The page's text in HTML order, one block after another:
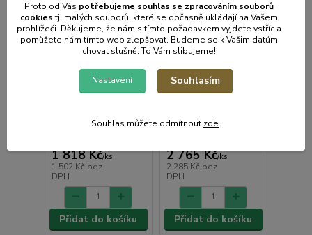
záhon STEFANPLAST
ITALIA 43 bílá, s
mřížkou
1 818 Kč/ks
1 502 Kč bez
DPH
Skladem e-shop, méně
Přidat do košíku
záhon STEFANPLAST
ITALIA 100 šedá, s
mřížkou
2 765 Kč/ks
2 285 Kč bez
DPH
odešleme do 2-3
Přidat do košíku
Proto od Vás potřebujeme souhlas se zpracováním souborů
cookiestj. malých souborů, které se dočasně ukládají na Vašem
prohlížeči. Děkujeme, že nám s tímto požadavkem vyjdete vstříc a
pomůžete nám tímto web zlepšovat. Budeme se k Vašim datům
chovat slušně. To Vám slibujeme!
Nastavení Souhlasím
Souhlas můžete odmítnout zde.